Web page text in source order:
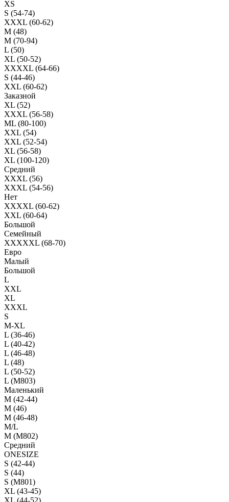
XS
S (54-74)
XXXL (60-62)
M (48)
M (70-94)
L (50)
XL (50-52)
XXXXL (64-66)
S (44-46)
XXL (60-62)
Заказной
XL (52)
XXXL (56-58)
ML (80-100)
XXL (54)
XXL (52-54)
XL (56-58)
XL (100-120)
Средний
XXXL (56)
XXXL (54-56)
Нет
XXXXL (60-62)
XXL (60-64)
Большой
Семейный
XXXXXL (68-70)
Евро
Малый
Большой
L
XXL
XL
XXXL
S
M-XL
L (36-46)
L (40-42)
L (46-48)
L (48)
L (50-52)
L (M803)
Маленький
М (42-44)
M (46)
M (46-48)
M/L
M (M802)
Средний
ONESIZE
S (42-44)
S (44)
S (M801)
XL (43-45)
XL (44-52)